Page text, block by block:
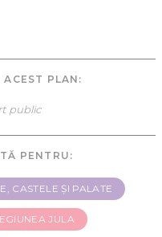
- 5
PLAN:
public
PENTRU:
CASTELE ȘI PALATE
JULA